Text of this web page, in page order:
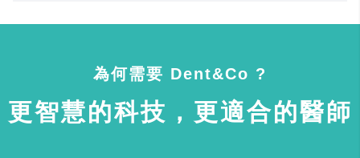
為何需要 Dent&Co ?
更智慧的科技，更適合的醫師